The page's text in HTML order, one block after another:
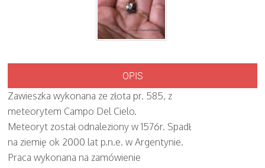
OPIS
Zawieszka wykonana ze złota pr. 585, z
meteorytem Campo Del Cielo.
Meteoryt został odnaleziony w 1576r. Spadł
na ziemię ok 2000 lat p.n.e. w Argentynie.
Praca wykonana na zamówienie